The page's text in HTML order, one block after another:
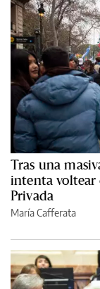
Tras una
intenta voltear
Privada
María Cafferata